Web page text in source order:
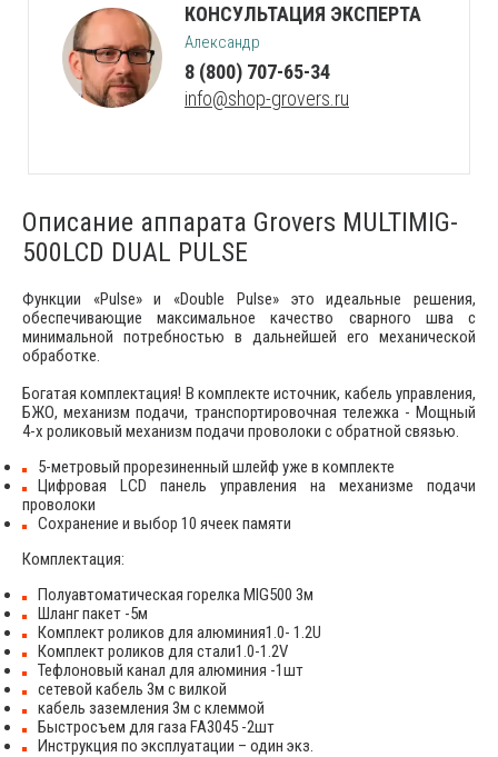
КОНСУЛЬТАЦИЯ ЭКСПЕРТА
Александр
8 (800) 707-65-34
info@shop-grovers.ru
Описание аппарата Grovers MULTIMIG-
500LCD DUAL PULSE
Функции «Pulse» и «Double Pulse» это идеальные решения,
обеспечивающие максимальное качество сварного шва с
минимальной потребностью в дальнейшей его механической
обработке.
Богатая комплектация! В комплекте источник, кабель управления,
БЖО, механизм подачи, транспортировочная тележка - Мощный
4-х роликовый механизм подачи проволоки с обратной связью.
5-метровый прорезиненный шлейф уже в комплекте
Цифровая LCD панель управления на механизме подачи
проволоки
Сохранение и выбор 10 ячеек памяти
Комплектация:
Полуавтоматическая горелка MIG500 3м
Шланг пакет -5м
Комплект роликов для алюминия1.0- 1.2U
Комплект роликов для стали1.0-1.2V
Тефлоновый канал для алюминия -1шт
сетевой кабель 3м с вилкой
кабель заземления 3м с клеммой
Быстросъем для газа FA3045 -2шт
Инструкция по эксплуатации – один экз.